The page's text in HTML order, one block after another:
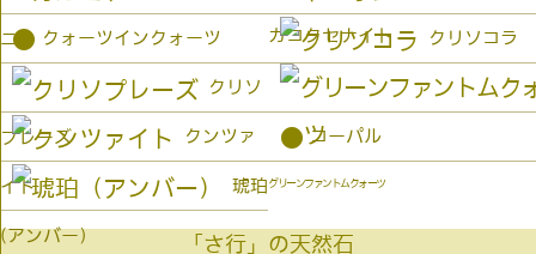
カコクセナイト
ニー
● クォーツインクォーツ クリソコラ
クリソ
プレーズ
グリーンファントムクォーツ
クンツァ
イト
● コーパル
琥珀
(アンバー） 「さ行」の天然石